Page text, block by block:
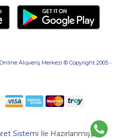
Alışveriş Merkezi © Copyright 2005 -
Sistemi İle Hazırlanmıştır.